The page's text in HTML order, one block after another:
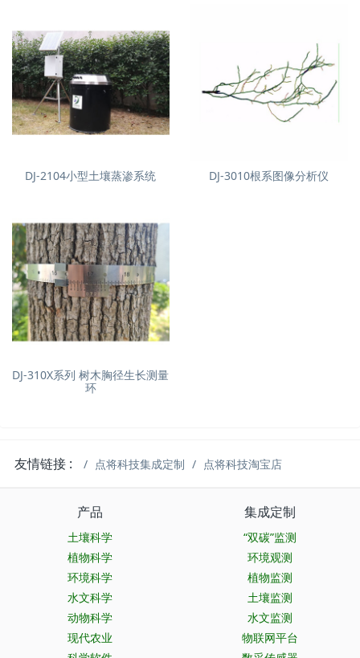
DJ-2104小型土壤蒸渗系统 DJ-3010根系图像分析仪
DJ-310X系列 树木胸径生长测量
环
友情链接 : 点将科技集成定制 点将科技淘宝店
产品
土壤科学
植物科学
环境科学
水文科学
动物科学
现代农业
集成定制
“双碳”监测
环境观测
植物监测
土壤监测
水文监测
物联网平台